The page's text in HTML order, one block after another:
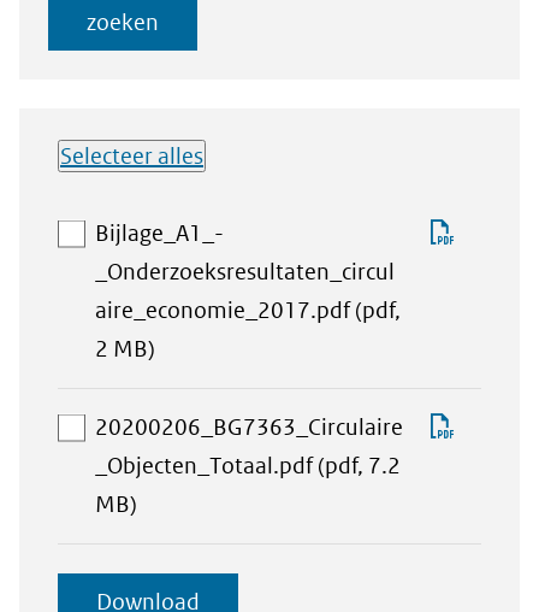
zoeken
Selecteer alles
downloadbare
bestanden
Bijlage_A1_-
_Onderzoeksresultaten_circul
aire_economie_2017.pdf(pdf,
2 MB)
selectie
toevoegen
20200206_BG7363_Circulaire
_Objecten_Totaal.pdf(pdf, 7.2
MB)
selectie
Download